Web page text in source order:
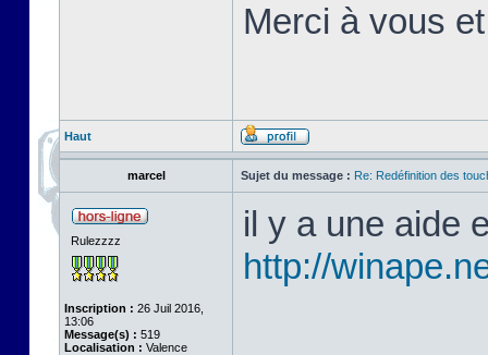
Merci à vous
Haut
marcel Sujet du message : Re: Redéfinition des
Rulezzzz
Inscription : 26 Juil 2016,
13:06
Message(s) : 519
Localisation : Valence
il y a une aide
http://